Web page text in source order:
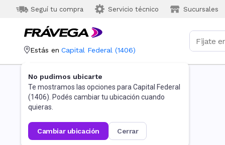
Seguí tu compra Servicio técnico Sucursales
Estás en Capital Federal (1406)
No pudimos ubicarte
Te mostramos las opciones para Capital Federal
(1406). Podés cambiar tu ubicación cuando
quieras.
cambiar ubicación cerrar